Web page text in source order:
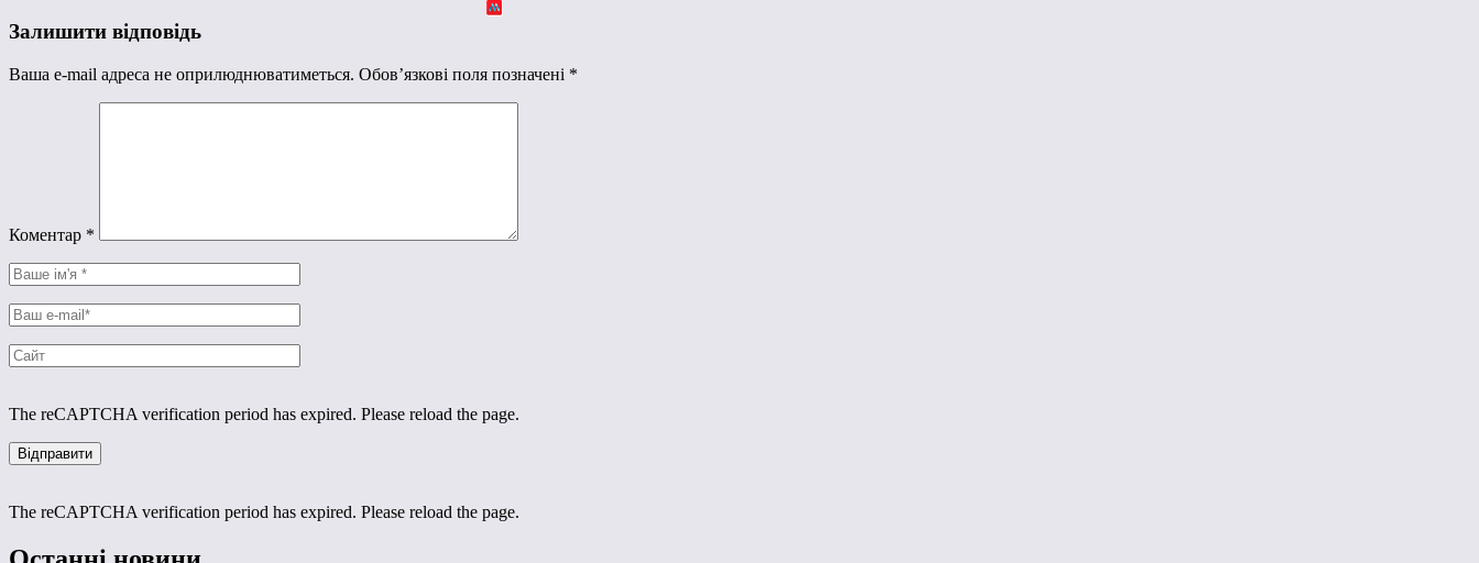
Залишити відповідь
Ваша e-mail адреса не оприлюднюватиметься. Обов’язкові поля позначені *
Коментар *
The reCAPTCHA verification period has expired. Please reload the page.
The reCAPTCHA verification period has expired. Please reload the page.